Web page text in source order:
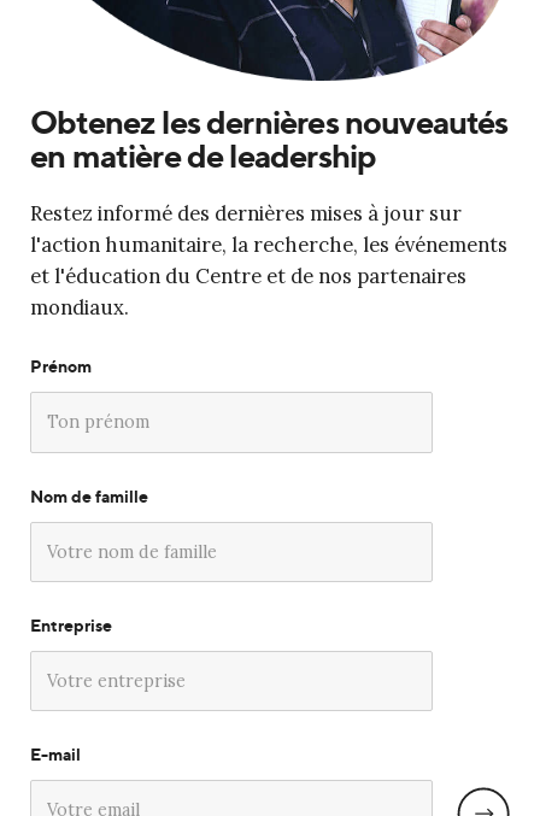
Obtenez les dernières nouveautés
en matière de leadership
Restez informé des dernières mises à jour sur
l'action humanitaire, la recherche, les événements
et l'éducation du Centre et de nos partenaires
mondiaux.
Prénom
Nom de famille
Entreprise
E-mail